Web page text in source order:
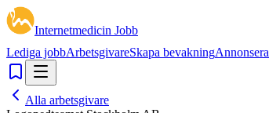
Internetmedicin Jobb
Lediga jobbArbetsgivareSkapa bevakningAnnonsera
Alla arbetsgivare